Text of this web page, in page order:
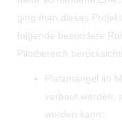
ging man dieses
folgende besondere
Pilotbereich
Platzmangel im
verbaut werden,
werden kann